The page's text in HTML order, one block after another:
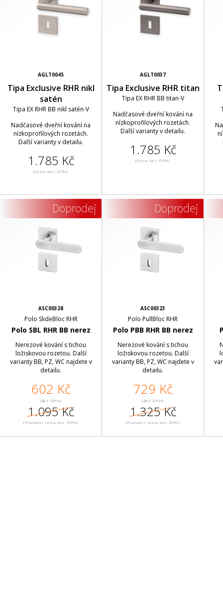
AGLT0045
Tipa Exclusive RHR nikl
satén
Tipa EX RHR BB nikl satén-V
Nadčasové dveřní kování na
nízkoprofilových rozetách.
Další varianty v detailu.
1.785 Kč
(Cena bez DPH)
AGLT0037
Tipa Exclusive RHR titan
Tipa EX RHR BB titan-V
Nadčasové dveřní kování na
nízkoprofilových rozetách.
Další varianty v detailu.
1.785 Kč
(Cena bez DPH)
Doprodej
ASC00328
Polo SlideBloc RHR
Polo SBL RHR BB nerez
Nerezové kování s tichou
ložiskovou rozetou. Další
varianty BB, PZ, WC najdete v
detailu.
602 Kč
(Bez DPH)
1.095 Kč
(Puvodní cena bez DPH)
Doprodej
ASC00323
Polo PullBloc RHR
Polo PBB RHR BB nerez
Nerezové kování s tichou
ložiskovou rozetou. Další
varianty BB, PZ, WC najdete v
detailu.
729 Kč
(Bez DPH)
1.325 Kč
(Puvodní cena bez DPH)